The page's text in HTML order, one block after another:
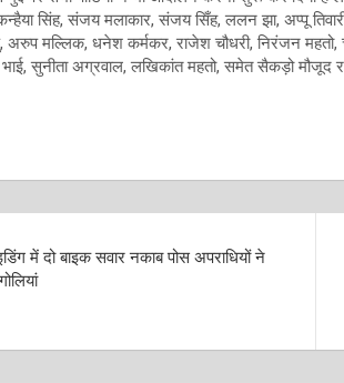
सिंह, संजय मलाकार, संजय सिँह, ललन झा, अप्पू
अरुप मल्लिक, धनेश कर्मकर, राजेश चौधरी, निरंजन
भाई, सुनीता अग्रवाल, लखिकांत महतो, समेत सैकड़ो मौजूद
में दो बाइक सवार नकाब पोस अपराधियों ने